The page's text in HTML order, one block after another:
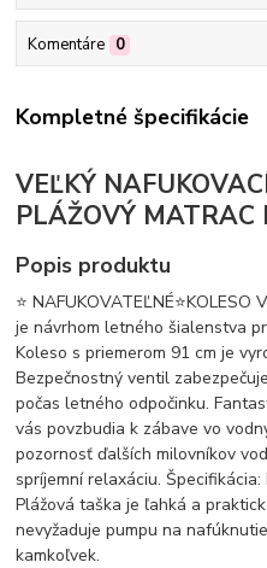
Komentáre 0
Kompletné špecifikácie
VEĽKÝ
PLÁŽOVÝ MATRAC
Popis produktu
⭐
je návrhom letného šialenstva
Koleso s priemerom 91 cm je
Bezpečnostný ventil
počas letného odpočinku.
vás povzbudia k zábave vo
pozornosť ďalších milovníkov
spríjemní relaxáciu.
Plážová taška je ľahká a
nevyžaduje pumpu na
kamkoľvek.